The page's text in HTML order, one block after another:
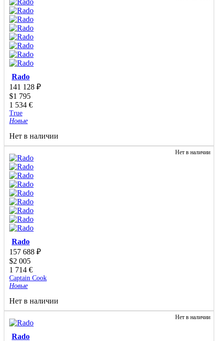
Rado
141 128 ₽
$1 795
1 534 €
True
Новые
Нет в наличии
Нет в наличии
Rado
157 688 ₽
$2 005
1 714 €
Captain Cook
Новые
Нет в наличии
Нет в наличии
Rado